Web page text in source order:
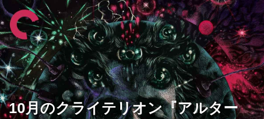
10月のクライテリオン『アルター